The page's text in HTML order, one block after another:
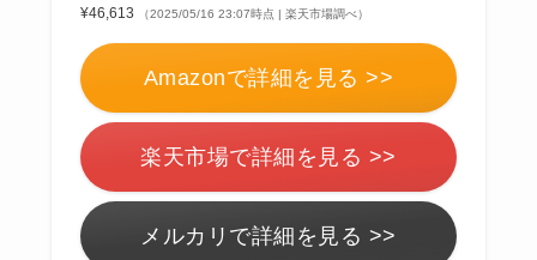
¥46,613
（2025/05/16 23:07時点 | 楽天市場調べ）
Amazonで詳細を見る >>
楽天市場で詳細を見る >>
メルカリで詳細を見る >>